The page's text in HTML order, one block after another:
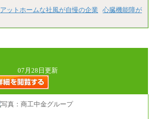
アットホームな社風が自慢の企業
心臓機能障が
07月28日更新